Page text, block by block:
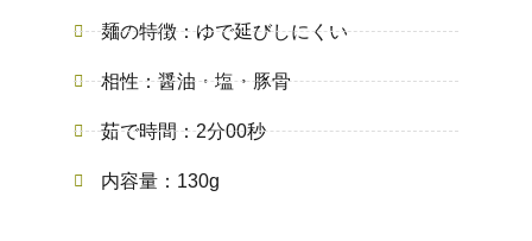
麺の特徴：ゆで延びしにくい
相性：醤油・塩・豚骨
茹で時間：2分00秒
内容量：130g